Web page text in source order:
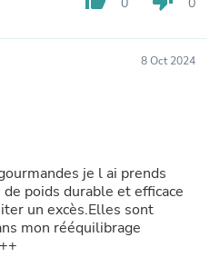
8 Oct 2024
je l ai prends
poids durable et efficace
un excès.Elles sont
mon rééquilibrage